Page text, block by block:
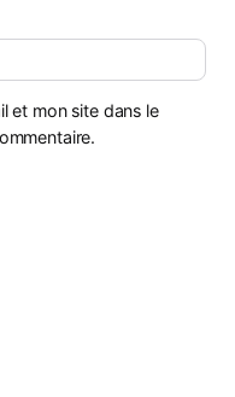
et mon site dans le